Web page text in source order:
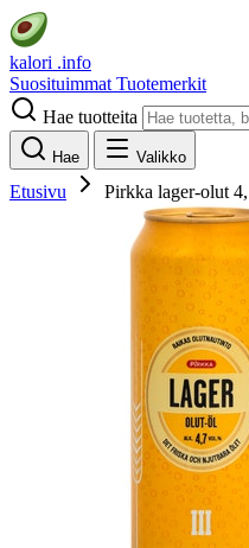
kalori .info
Suosituimmat Tuotemerkit
Hae tuotteita
Hae Valikko
Etusivu Pirkka lager-olut